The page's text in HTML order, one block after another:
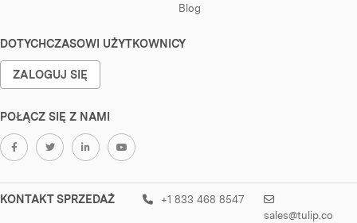
Blog
DOTYCHCZASOWI UŻYTKOWNICY
ZALOGUJ SIĘ
POŁĄCZ SIĘ Z NAMI
KONTAKT SPRZEDAŻ
+1 833 468 8547
sales@tulip.co